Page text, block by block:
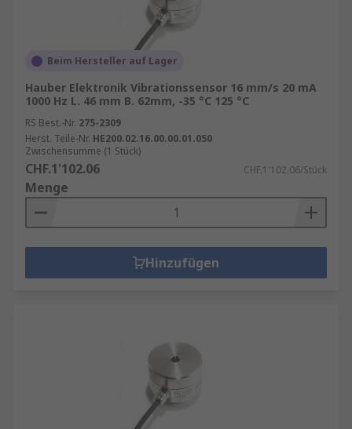
Beim Hersteller auf Lager
Hauber Elektronik Vibrationssensor 16 mm/s 20 mA
1000 Hz L. 46 mm B. 62mm, -35 °C 125 °C
RS Best.-Nr. 275-2309
Herst. Teile-Nr. HE200.02.16.00.00.01.050
Zwischensumme (1 Stück)
CHF.1'102.06 CHF.1'102.06/Stück
Menge
Hinzufügen